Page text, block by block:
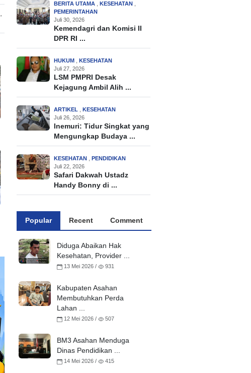
BERITA UTAMA , KESEHATAN ,
PEMERINTAHAN
Juli 30, 2026
Kemendagri dan Komisi II
DPR RI ...
HUKUM , KESEHATAN
Juli 27, 2026
LSM PMPRI Desak
Kejagung Ambil Alih ...
ARTIKEL , KESEHATAN
Juli 26, 2026
Inemuri: Tidur Singkat yang
Mengungkap Budaya ...
KESEHATAN , PENDIDIKAN
Juli 22, 2026
Safari Dakwah Ustadz
Handy Bonny di ...
Popular Recent Comment
Diduga Abaikan Hak
Kesehatan, Provider ...
13 Mei 2026 / 931
Kabupaten Asahan
Membutuhkan Perda
Lahan ...
12 Mei 2026 / 507
BM3 Asahan Menduga
Dinas Pendidikan ...
14 Mei 2026 / 415